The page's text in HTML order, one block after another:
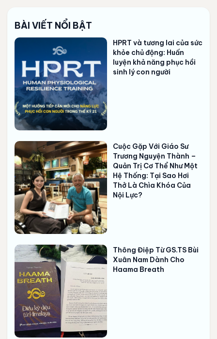
BÀI VIẾT NỔI BẬT
HPRT và tương lai của sức
khỏe chủ động: Huấn
luyện khả năng phục hồi
sinh lý con người
Cuộc Gặp Với Giáo Sư
Trương Nguyện Thành –
Quản Trị Cơ Thể Như Một
Hệ Thống: Tại Sao Hơi
Thở Là Chìa Khóa Của
Nội Lực?
Thông Điệp Từ GS.TS Bùi
Xuân Nam Dành Cho
Haama Breath